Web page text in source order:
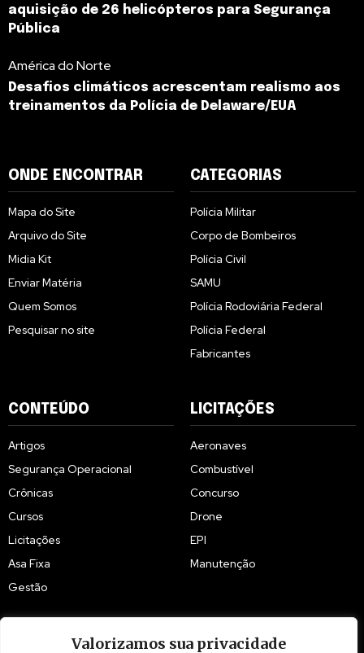
Valorizamos sua privacidade
aquisição de 26 helicópteros para Segurança
Pública
América do Norte
Desafios climáticos acrescentam realismo aos
treinamentos da Polícia de Delaware/EUA
ONDE ENCONTRAR
Mapa do Site
Arquivo do Site
Midia Kit
Enviar Matéria
Quem Somos
Pesquisar no site
CATEGORIAS
Polícia Militar
Corpo de Bombeiros
Polícia Civil
SAMU
Polícia Rodoviária Federal
Polícia Federal
Fabricantes
CONTEÚDO
Artigos
Segurança Operacional
Crônicas
Cursos
Licitações
Asa Fixa
Gestão
LICITAÇÕES
Aeronaves
Combustível
Concurso
Drone
EPI
Manutenção